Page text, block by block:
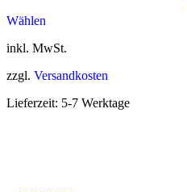
Wählen
inkl. MwSt.
zzgl. Versandkosten
Lieferzeit: 5-7 Werktage